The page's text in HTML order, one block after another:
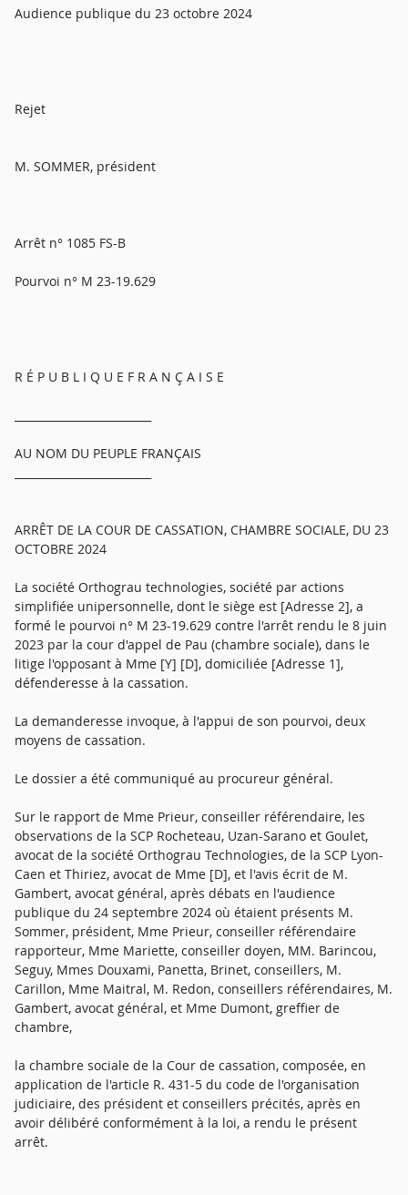
Audience publique du 23 octobre 2024
Rejet
M. SOMMER, président
Arrêt n° 1085 FS-B
Pourvoi n° M 23-19.629
R É P U B L I Q U E F R A N Ç A I S E
AU NOM DU PEUPLE FRANÇAIS
ARRÊT DE LA COUR DE CASSATION, CHAMBRE SOCIALE, DU 23
OCTOBRE 2024
La société Orthograu technologies, société par actions
simplifiée unipersonnelle, dont le siège est [Adresse 2], a
formé le pourvoi n° M 23-19.629 contre l'arrêt rendu le 8 juin
2023 par la cour d'appel de Pau (chambre sociale), dans le
litige l'opposant à Mme [Y] [D], domiciliée [Adresse 1],
défenderesse à la cassation.
La demanderesse invoque, à l'appui de son pourvoi, deux
moyens de cassation.
Le dossier a été communiqué au procureur général.
Sur le rapport de Mme Prieur, conseiller référendaire, les
observations de la SCP Rocheteau, Uzan-Sarano et Goulet,
avocat de la société Orthograu Technologies, de la SCP Lyon-
Caen et Thiriez, avocat de Mme [D], et l'avis écrit de M.
Gambert, avocat général, après débats en l'audience
publique du 24 septembre 2024 où étaient présents M.
Sommer, président, Mme Prieur, conseiller référendaire
rapporteur, Mme Mariette, conseiller doyen, MM. Barincou,
Seguy, Mmes Douxami, Panetta, Brinet, conseillers, M.
Carillon, Mme Maitral, M. Redon, conseillers référendaires, M.
Gambert, avocat général, et Mme Dumont, greffier de
chambre,
la chambre sociale de la Cour de cassation, composée, en
application de l'article R. 431-5 du code de l'organisation
judiciaire, des président et conseillers précités, après en
avoir délibéré conformément à la loi, a rendu le présent
arrêt.